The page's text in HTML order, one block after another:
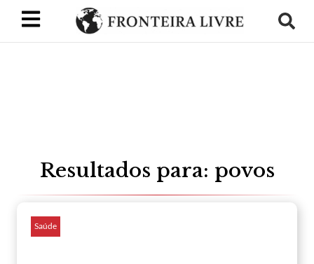
Resultados para: povos
Saúde